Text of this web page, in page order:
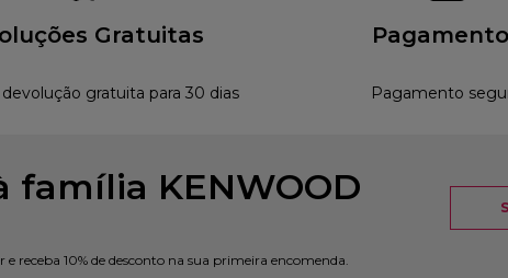
Gratuitas
gratuita para 30 dias Pagamento
família KENWOOD
e receba 10% de desconto na sua primeira encomenda.